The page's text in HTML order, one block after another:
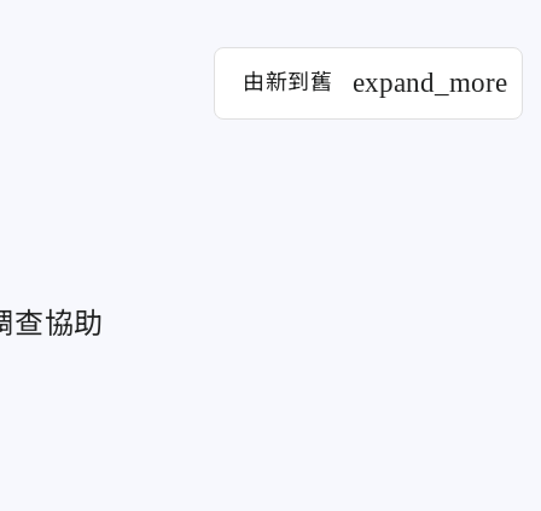
由新到舊 expand_more
查協助